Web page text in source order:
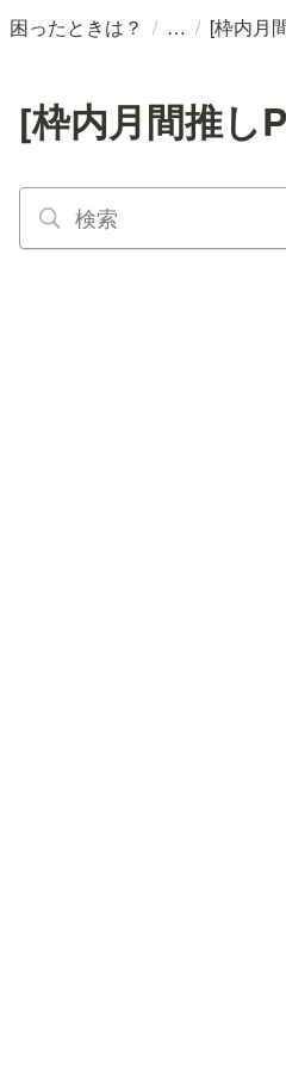
困ったときは？ / / [枠内月
[枠内月間推し